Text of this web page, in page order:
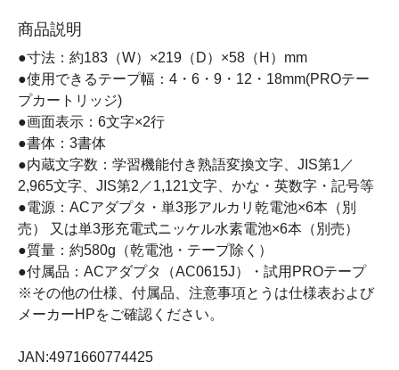
商品説明
●寸法：約183（W）×219（D）×58（H）mm
●使用できるテープ幅：4・6・9・12・18mm(PROテー
プカートリッジ)
●画面表示：6文字×2行
●書体：3書体
●内蔵文字数：学習機能付き熟語変換文字、JIS第1／
2,965文字、JIS第2／1,121文字、かな・英数字・記号等
●電源：ACアダプタ・単3形アルカリ乾電池×6本（別
売） 又は単3形充電式ニッケル水素電池×6本（別売）
●質量：約580g（乾電池・テープ除く）
●付属品：ACアダプタ（AC0615J）・試用PROテープ
※その他の仕様、付属品、注意事項とうは仕様表および
メーカーHPをご確認ください。
JAN:4971660774425